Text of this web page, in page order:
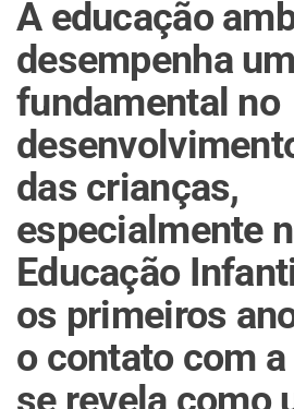
​A educação
desempenha
fundamental no
das crianças,
especialmente
Educação
os primeiros
o contato com